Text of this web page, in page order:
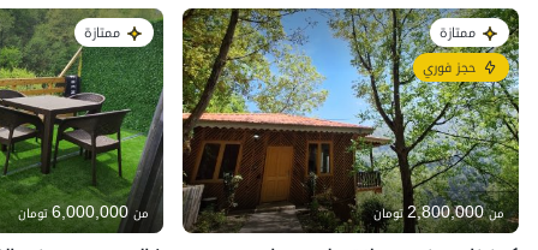
ممتازة
حجز فوري
من 2,800,000تومان
ممتازة
من 6,000,000تومان